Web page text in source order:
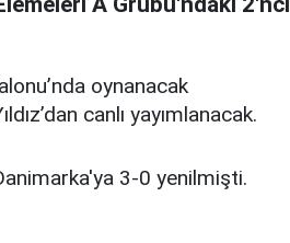
oynanacak
canlı yayımlanacak.
3-0 yenilmişti.